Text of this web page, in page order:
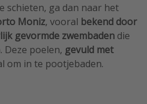
schieten, ga dan naar het
Moniz, vooral bekend door
gevormde zwembaden die
Deze poelen, gevuld met
om in te pootjebaden.